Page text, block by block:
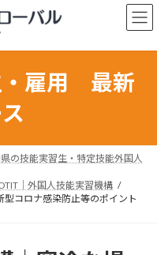
・雇用 最新
の技能実習生・特定技能外国人
｜外国人技能実習機構
コロナ感染防止等のポイント